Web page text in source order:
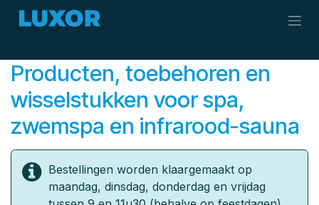
Overslaan naar inhoud
Producten, toebehoren en
wisselstukken ​voor spa,
zwemspa en infrarood-sauna
Bestellingen worden klaargemaakt op
maandag, dinsdag, donderdag en vrijdag